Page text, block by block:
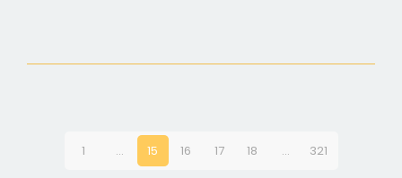
1 ... 15 16 17 18 ... 321